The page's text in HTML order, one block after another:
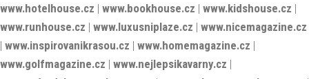
www.hotelhouse.cz | www.bookhouse.cz | www.kidshouse.cz |
www.runhouse.cz | www.luxusniplaze.cz | www.nicemagazine.cz
| www.inspirovanikrasou.cz | www.homemagazine.cz |
www.golfmagazine.cz | www.nejlepsikavarny.cz |